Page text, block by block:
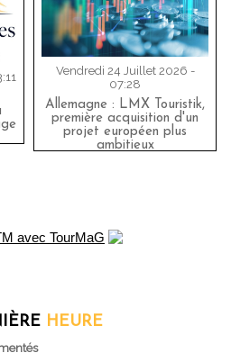
Vendredi 24 Juillet 2026 -
07:28
Allemagne : LMX Touristik,
première acquisition d'un
projet européen plus
ambitieux
HEURE